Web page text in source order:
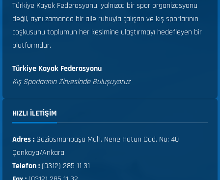
Türkiye Kayak Federasyonu, yalnızca bir spor organizasyonu
değil, aynı zamanda bir aile ruhuyla çalışan ve kış sporlarının
coşkusunu toplumun her kesimine ulaştırmayı hedefleyen bir
platformdur.
Türkiye Kayak Federasyonu
Kış Sporlarının Zirvesinde Buluşuyoruz
HIZLI ILETIŞIM
Adres : Gaziosmanpaşa Mah. Nene Hatun Cad. No: 40
Çankaya/Ankara
Telefon :(0312) 285 11 31